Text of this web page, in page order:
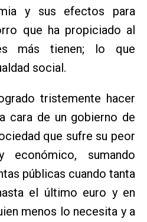
y sus efectos para
que ha propiciado al
más tienen; lo que
social.
tristemente hacer
cara de un gobierno de
que sufre su peor
sumando
públicas cuando tanta
el último euro y en
menos lo necesita y a